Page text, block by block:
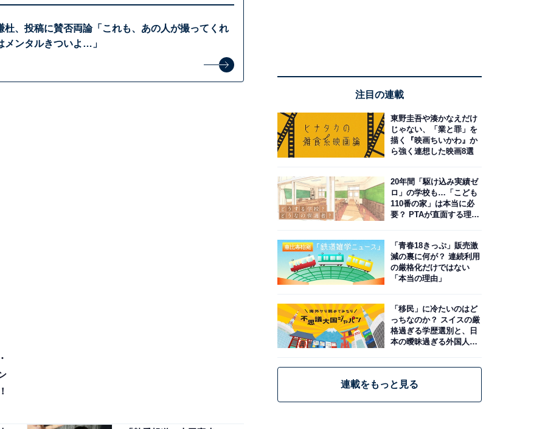
杜、投稿に賛否両論「これも、あの人が撮ってくれ
メンタルきついよ…」
注目の連載
東野圭吾や湊かなえだけ
じゃない、「業と罪」を
描く『映画ちいかわ』か
ら強く連想した映画8選
20年間「駆け込み実績ゼ
ロ」の学校も…「こども
110番の家」は本当に必
要？ PTAが直面する理想
「青春18きっぷ」販売激
減の裏に何が？ 連続利用
の厳格化だけではない
「本当の理由」
「移民」に冷たいのはど
っちなのか？ スイスの厳
格過ぎる学歴選別と、日
本の曖昧過ぎる外国人政
連載をもっと見る